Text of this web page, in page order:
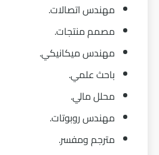
مهندس اتصالات.
مصمم منتجات.
مهندس ميكانيكي.
باحث علمي.
محلل مالي.
مهندس روبوتات.
مترجم ومفسر.